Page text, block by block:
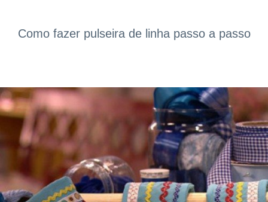
Como fazer pulseira de linha passo a passo